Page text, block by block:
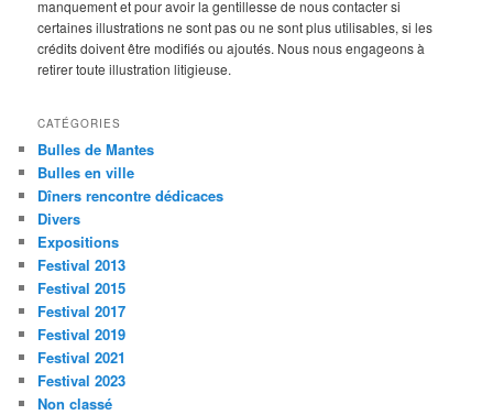
manquement et pour avoir la gentillesse de nous contacter si
certaines illustrations ne sont pas ou ne sont plus utilisables, si les
crédits doivent être modifiés ou ajoutés. Nous nous engageons à
retirer toute illustration litigieuse.
CATÉGORIES
Bulles de Mantes
Bulles en ville
Dîners rencontre dédicaces
Divers
Expositions
Festival 2013
Festival 2015
Festival 2017
Festival 2019
Festival 2021
Festival 2023
Non classé